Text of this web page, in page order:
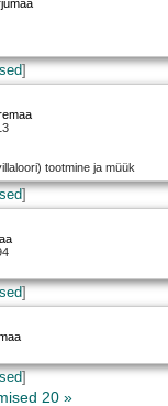
]
tootmine ja müük
]
]
]
20 »